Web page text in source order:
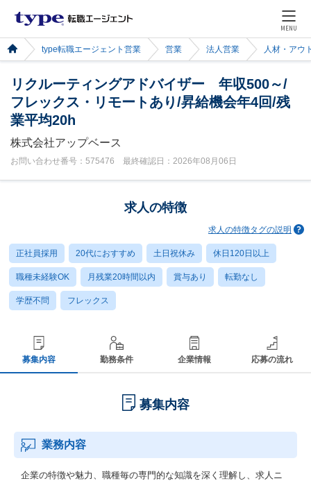
MENU
type転職エージェント営業 営業 法人営業 人材・アウ
リクルーティングアドバイザー 年収500～/
フレックス・リモートあり/昇給機会年4回/残
業平均20h
株式会社アップベース
お問い合わせ番号：575476 最終確認日：2026年08月06日
求人の特徴
求人の特徴タグの説明
正社員採用 20代におすすめ 土日祝休み 休日120日以上
職種未経験OK 月残業20時間以内 賞与あり 転勤なし
学歴不問 フレックス
募集内容 勤務条件 企業情報 応募の流れ
募集内容
業務内容
企業の特徴や魅力、職種毎の専門的な知識を深く理解し、求人ニ